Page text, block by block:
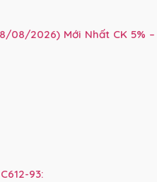
08/2026) Mới Nhất CK 5% –
93: